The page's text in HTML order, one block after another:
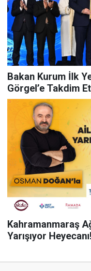
Bakan Kurum İlk
Görgel’e Takdim
Kahramanmaraş
Yarışıyor